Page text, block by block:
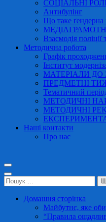
СОЦІАЛЬНІ
Антибулінг
Що таке ґендерна
Взаємодія
Методична робота
Графік
Інститут
МАТЕРІАЛИ ДО
ПРЕДМЕТНІ
Тематичний
МЕТОДИЧНІ
МЕТОДИЧНІ
Наші контакти
Про нас
Пошук:
Домашня сторінка
Майбутнє, яке
“Правила